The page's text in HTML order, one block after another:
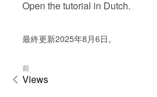
Open the tutorial in Dutch.
最終更新2025年8月6日。
前
Views